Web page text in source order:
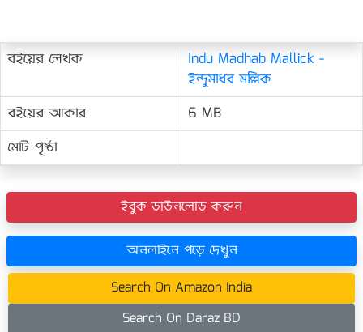
বইয়ের লেখক
Indu Madhab Mallick -
ইন্দুমাধব মল্লিক
বইয়ের আকার
6 MB
মোট পৃষ্ঠা
ইবুক ডাউনলোড করুন
অনলাইনে পড়ে দেখুন
Search On Amazon India
Search On Daraz BD